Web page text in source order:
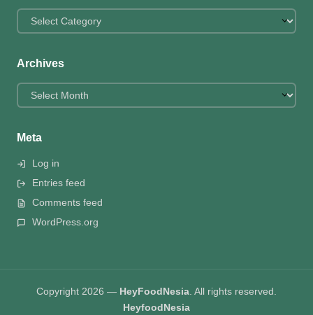
Categories
Archives
Archives
Meta
Log in
Entries feed
Comments feed
WordPress.org
Copyright 2026 — HeyFoodNesia. All rights reserved.
HeyfoodNesia